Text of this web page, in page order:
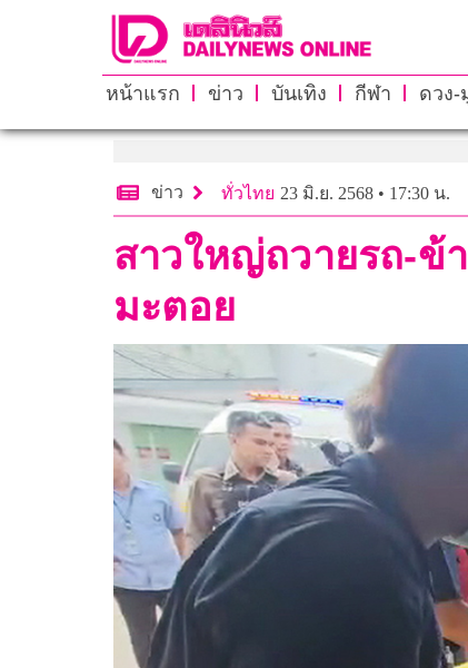
หน้าแรก ข่าว บันเทิง กีฬา ดวง-
ข่าว ทั่วไทย 23 มิ.ย. 2568 • 17:30 น.
สาวใหญ่ถวายรถ-ข้
มะตอย